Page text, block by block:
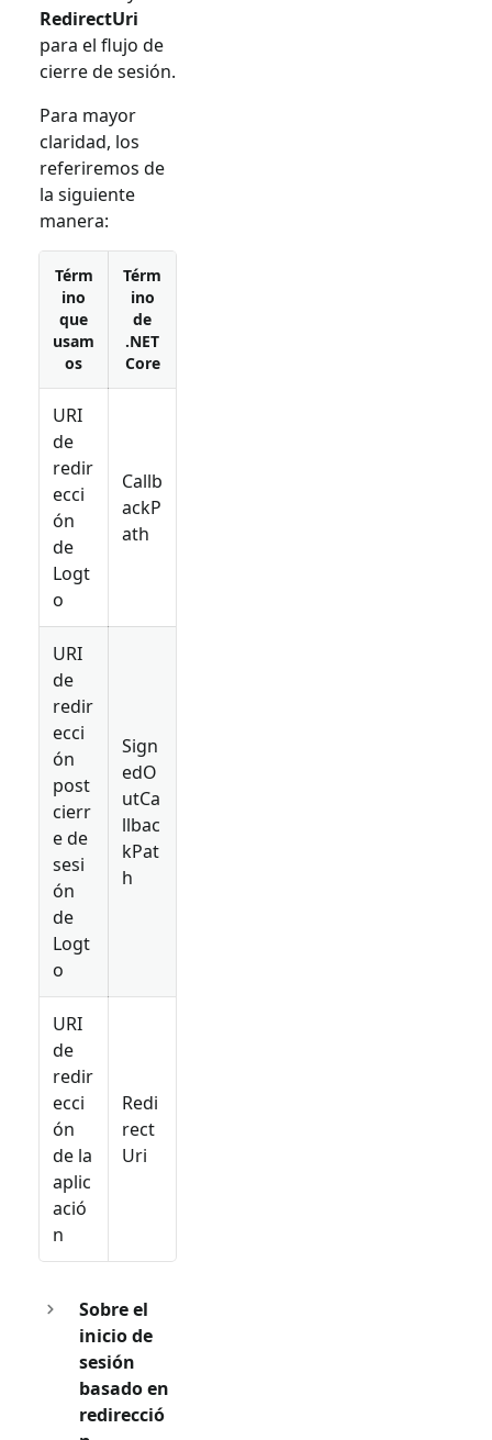
RedirectUri
para el flujo de
cierre de sesión.
Para mayor
claridad, los
referiremos de
la siguiente
manera:
Térm
ino
que
usam
os
Térm
ino
de
.NET
Core
URI
de
redir
ecci
ón
de
Logt
o
Callb
ackP
ath
URI
de
redir
ecci
ón
post
cierr
e de
sesi
ón
de
Logt
o
Sign
edO
utCa
llbac
kPat
h
URI
de
redir
ecci
ón
de la
aplic
ació
n
Redi
rect
Uri
Sobre el
inicio de
sesión
basado en
redirecció